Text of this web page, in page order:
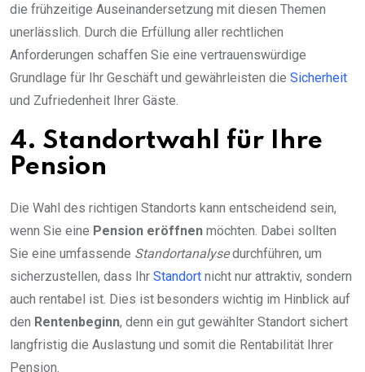
die frühzeitige Auseinandersetzung mit diesen Themen
unerlässlich. Durch die Erfüllung aller rechtlichen
Anforderungen schaffen Sie eine vertrauenswürdige
Grundlage für Ihr Geschäft und gewährleisten die Sicherheit
und Zufriedenheit Ihrer Gäste.
4. Standortwahl für Ihre
Pension
Die Wahl des richtigen Standorts kann entscheidend sein,
wenn Sie eine Pension eröffnen möchten. Dabei sollten
Sie eine umfassende Standortanalysedurchführen, um
sicherzustellen, dass Ihr Standort nicht nur attraktiv, sondern
auch rentabel ist. Dies ist besonders wichtig im Hinblick auf
den Rentenbeginn, denn ein gut gewählter Standort sichert
langfristig die Auslastung und somit die Rentabilität Ihrer
Pension.